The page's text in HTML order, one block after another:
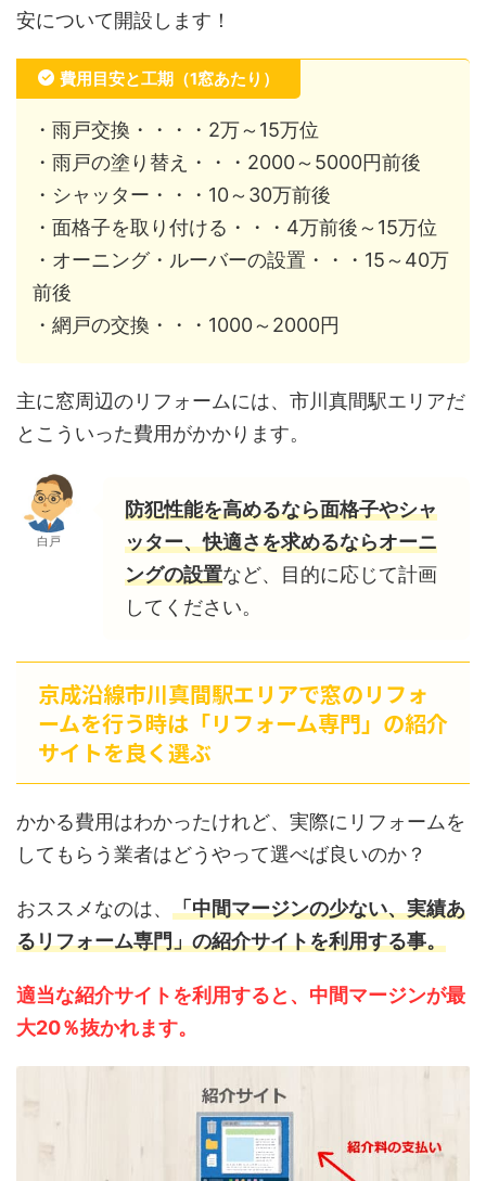
安について開設します！
費用目安と工期（1窓あたり）
・雨戸交換・・・・2万～15万位
・雨戸の塗り替え・・・2000～5000円前後
・シャッター・・・10～30万前後
・面格子を取り付ける・・・4万前後～15万位
・オーニング・ルーバーの設置・・・15～40万
前後
・網戸の交換・・・1000～2000円
主に窓周辺のリフォームには、市川真間駅エリアだ
とこういった費用がかかります。
白戸
防犯性能を高めるなら面格子やシャ
ッター、快適さを求めるならオーニ
ングの設置など、目的に応じて計画
してください。
京成沿線市川真間駅エリアで窓のリフォ
ームを行う時は「リフォーム専門」の紹介
サイトを良く選ぶ
かかる費用はわかったけれど、実際にリフォームを
してもらう業者はどうやって選べば良いのか？
おススメなのは、 「中間マージンの少ない、実績あ
るリフォーム専門」の紹介サイトを利用する事。
適当な紹介サイトを利用すると、中間マージンが最
大20％抜かれます。